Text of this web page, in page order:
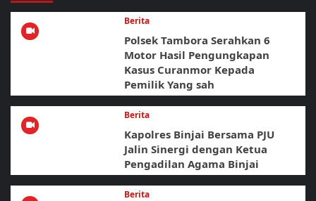
Berita
Polsek Tambora Serahkan 6
Motor Hasil Pengungkapan
Kasus Curanmor Kepada
Pemilik Yang sah
Berita
Kapolres Binjai Bersama PJU
Jalin Sinergi dengan Ketua
Pengadilan Agama Binjai
Berita